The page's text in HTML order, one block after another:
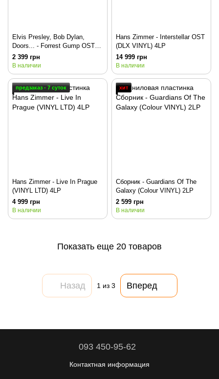
Elvis Presley, Bob Dylan,
Doors... - Forrest Gump OST
(VINYL) 2LP
2 399 грн
В наличии
Hans Zimmer - Interstellar OST
(DLX VINYL) 4LP
14 999 грн
В наличии
предзаказ - 7 суток
Hans Zimmer - Live In Prague
(VINYL LTD) 4LP
4 999 грн
В наличии
хит
Сборник - Guardians Of The
Galaxy (Colour VINYL) 2LP
2 599 грн
В наличии
Показать еще 20 товаров
Назад 1из 3 Вперед
093 450-95-62
Контактная информация